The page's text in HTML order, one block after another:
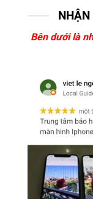
NHẬN
Bên dưới là